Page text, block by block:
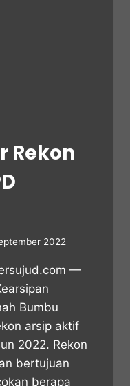
Rekon
2022
—
Bumbu
arsip aktif
2022. Rekon
bertujuan
berapa